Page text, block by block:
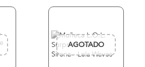
construibles
Modelos surtidos
AGOTADO